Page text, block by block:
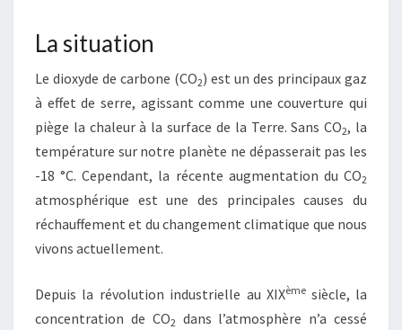
La situation
Le dioxyde de carbone (CO2) est un des principaux gaz
à effet de serre, agissant comme une couverture qui
piège la chaleur à la surface de la Terre. Sans CO2, la
température sur notre planète ne dépasserait pas les
-18 °C. Cependant, la récente augmentation du CO2
atmosphérique est une des principales causes du
réchauffement et du changement climatique que nous
vivons actuellement.
Depuis la révolution industrielle au XIXème siècle, la
concentration de CO2 dans l’atmosphère n’a cessé